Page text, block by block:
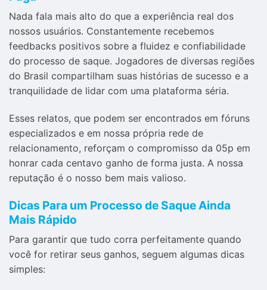
Nada fala mais alto do que a experiência real dos
nossos usuários. Constantemente recebemos
feedbacks positivos sobre a fluidez e confiabilidade
do processo de saque. Jogadores de diversas regiões
do Brasil compartilham suas histórias de sucesso e a
tranquilidade de lidar com uma plataforma séria.
Esses relatos, que podem ser encontrados em fóruns
especializados e em nossa própria rede de
relacionamento, reforçam o compromisso da 05p em
honrar cada centavo ganho de forma justa. A nossa
reputação é o nosso bem mais valioso.
Dicas Para um Processo de Saque Ainda
Mais Rápido
Para garantir que tudo corra perfeitamente quando
você for retirar seus ganhos, seguem algumas dicas
simples: